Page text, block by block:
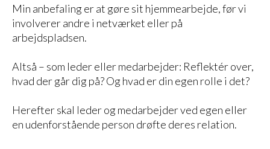
Min anbefaling er at gøre sit hjemmearbejde, før vi
involverer andre i netværket eller på
arbejdspladsen.
Altså – som leder eller medarbejder: Reflektér over,
hvad der går dig på? Og hvad er din egen rolle i det?
Herefter skal leder og medarbejder ved egen eller
en udenforstående person drøfte deres relation.